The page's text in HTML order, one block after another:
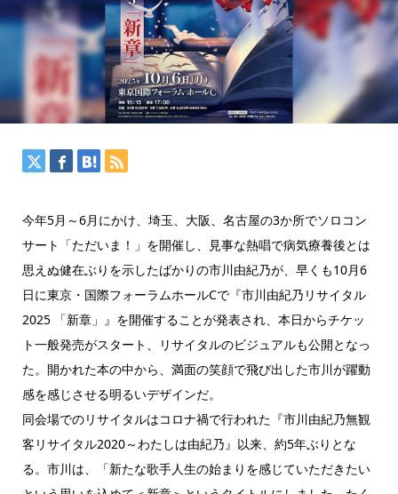
今年5月～6月にかけ、埼玉、大阪、名古屋の3か所でソロコン
サート「ただいま！」を開催し、見事な熱唱で病気療養後とは
思えぬ健在ぶりを示したばかりの市川由紀乃が、早くも10月6
日に東京・国際フォーラムホールCで『市川由紀乃リサイタル
2025 「新章」』を開催することが発表され、本日からチケッ
ト一般発売がスタート、リサイタルのビジュアルも公開となっ
た。開かれた本の中から、満面の笑顔で飛び出した市川が躍動
感を感じさせる明るいデザインだ。
同会場でのリサイタルはコロナ禍で行われた『市川由紀乃無観
客リサイタル2020～わたしは由紀乃』以来、約5年ぶりとな
る。市川は、「新たな歌手人生の始まりを感じていただきたい